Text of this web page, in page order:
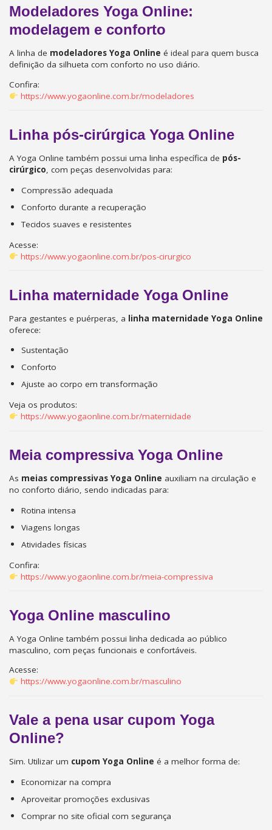
Modeladores Yoga Online:
modelagem e conforto
A linha de modeladores Yoga Online é ideal para quem busca
definição da silhueta com conforto no uso diário.
Confira:
https://www.yogaonline.com.br/modeladores
Linha pós-cirúrgica Yoga Online
A Yoga Online também possui uma linha específica de pós-
cirúrgico, com peças desenvolvidas para:
Compressão adequada
Conforto durante a recuperação
Tecidos suaves e resistentes
Acesse:
https://www.yogaonline.com.br/pos-cirurgico
Linha maternidade Yoga Online
Para gestantes e puérperas, a linha maternidade Yoga Online
oferece:
Sustentação
Conforto
Ajuste ao corpo em transformação
Veja os produtos:
https://www.yogaonline.com.br/maternidade
Meia compressiva Yoga Online
As meias compressivas Yoga Online auxiliam na circulação e
no conforto diário, sendo indicadas para:
Rotina intensa
Viagens longas
Atividades físicas
Confira:
https://www.yogaonline.com.br/meia-compressiva
Yoga Online masculino
A Yoga Online também possui linha dedicada ao público
masculino, com peças funcionais e confortáveis.
Acesse:
https://www.yogaonline.com.br/masculino
Vale a pena usar cupom Yoga
Online?
Sim. Utilizar um cupom Yoga Online é a melhor forma de:
Economizar na compra
Aproveitar promoções exclusivas
Comprar no site oficial com segurança